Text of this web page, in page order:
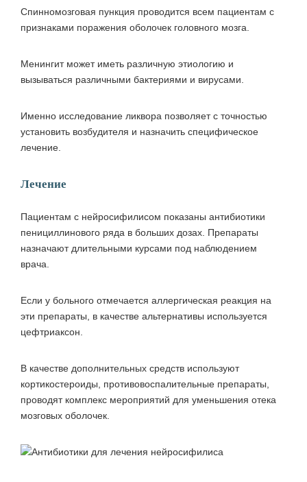
Спинномозговая пункция проводится всем пациентам с
признаками поражения оболочек головного мозга.
Менингит может иметь различную этиологию и
вызываться различными бактериями и вирусами.
Именно исследование ликвора позволяет с точностью
установить возбудителя и назначить специфическое
лечение.
Лечение
Пациентам с нейросифилисом показаны антибиотики
пенициллинового ряда в больших дозах. Препараты
назначают длительными курсами под наблюдением
врача.
Если у больного отмечается аллергическая реакция на
эти препараты, в качестве альтернативы используется
цефтриаксон.
В качестве дополнительных средств используют
кортикостероиды, противовоспалительные препараты,
проводят комплекс мероприятий для уменьшения отека
мозговых оболочек.